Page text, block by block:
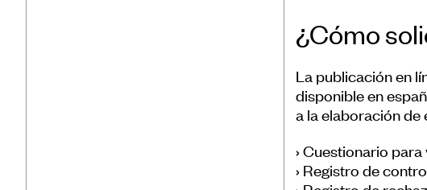
¿Cómo
La publicación en
disponible en
a la elaboración de
› Cuestionario
› Registro de